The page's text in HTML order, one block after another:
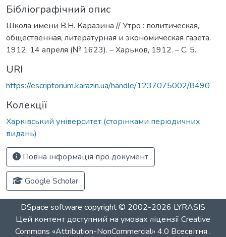
Бібліографічний опис
Школа имени В.Н. Каразина // Утро : политическая,
общественная, литературная и экономическая газета.
1912, 14 апреля (№ 1623). – Харьков, 1912. – С. 5.
URI
https://escriptorium.karazin.ua/handle/1237075002/8490
Колекції
Харківський університет (сторінками періодичних
видань)
Повна інформація про документ
Google Scholar
DSpace software copyright © 2002-2026 LYRASIS
Цей контент доступний на умовах ліцензіїCreative
Commons «Attribution-NonCommercial» 4.0 Всесвітня .